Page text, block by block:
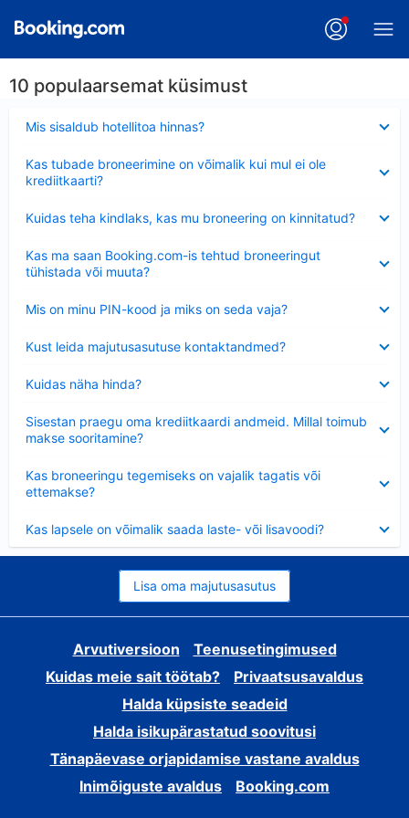
10 populaarsemat küsimust
Mis sisaldub hotellitoa hinnas?
Kas tubade broneerimine on võimalik kui mul ei ole
krediitkaarti?
Kuidas teha kindlaks, kas mu broneering on kinnitatud?
Kas ma saan Booking.com-is tehtud broneeringut
tühistada või muuta?
Mis on minu PIN-kood ja miks on seda vaja?
Kust leida majutusasutuse kontaktandmed?
Kuidas näha hinda?
Sisestan praegu oma krediitkaardi andmeid. Millal toimub
makse sooritamine?
Kas broneeringu tegemiseks on vajalik tagatis või
ettemakse?
Kas lapsele on võimalik saada laste- või lisavoodi?
Lisa oma majutusasutus
Arvutiversioon
Teenusetingimused
Kuidas meie sait töötab?
Privaatsusavaldus
Halda küpsiste seadeid
Halda isikupärastatud soovitusi
Tänapäevase orjapidamise vastane avaldus
Inimõiguste avaldus
Booking.com